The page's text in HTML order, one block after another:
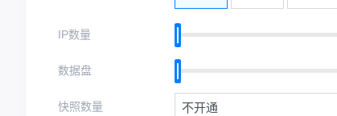
IP数量
数据盘
快照数量 不开通